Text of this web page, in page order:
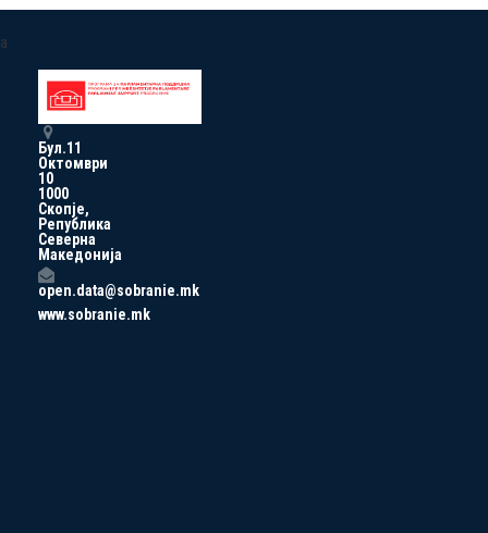
a
Бул.11
Октомври
10
1000
Скопје,
Република
Северна
Македонија
open.data@sobranie.mk
www.sobranie.mk